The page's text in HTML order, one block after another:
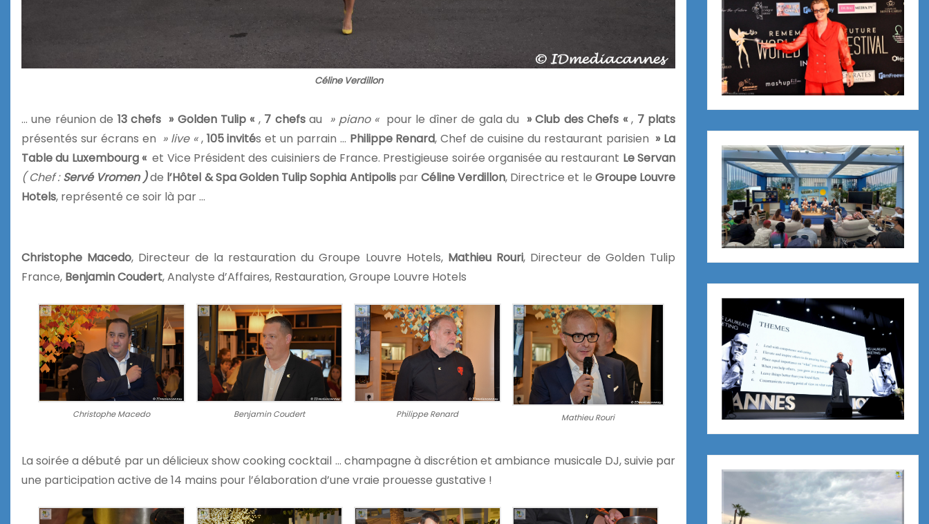
Céline Verdillon
… une réunion de 13 chefs » Golden Tulip « , 7 chefsau » piano « pour le dîner de gala du » Club des Chefs «, 7 plats
présentés sur écrans en » live «, 105 invités et un parrain … Philippe Renard, Chef de cuisine du restaurant parisien » La
Table du Luxembourg « et Vice Président des cuisiniers de France. Prestigieuse soirée organisée au restaurant Le Servan
( Chef :Servé Vromen )de l’Hôtel & Spa Golden Tulip Sophia AntipolisparCéline Verdillon, Directrice et le Groupe Louvre
Hotels, représenté ce soir là par …
Christophe Macedo, Directeur de la restauration du Groupe Louvre Hotels, Mathieu Rouri, Directeur de Golden Tulip
France, Benjamin Coudert, Analyste d’Affaires, Restauration, Groupe Louvre Hotels
Christophe Macedo Benjamin Coudert Philippe Renard Mathieu Rouri
La soirée a débuté par un délicieux show cooking cocktail … champagne à discrétion et ambiance musicale DJ, suivie par
une participation active de 14 mains pour l’élaboration d’une vraie prouesse gustative !